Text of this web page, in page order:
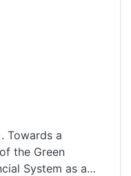
Towards a
the Green
System as a